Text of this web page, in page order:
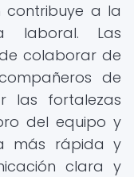
contribuye a la
laboral. Las
colaborar de
de
las fortalezas
del equipo y
más rápida y
clara y